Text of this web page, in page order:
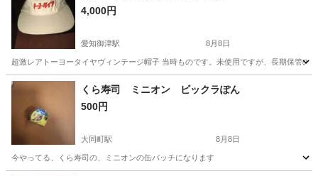
4,000円
愛知御津駅 8月8日
超激レアトーヨータイヤヴィンテージ帽子 当時ものです。未使用ですが、長期保管の
愛知 豊川市 愛知御津駅 小物
くら寿司 ミニオン ビックラぽん
500円
大同町駅 8月8日
今やってる、くら寿司の、ミニオンの缶バッチになります